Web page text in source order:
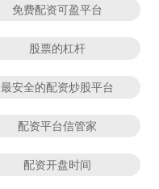
免费配资可盈平台
股票的杠杆
最安全的配资炒股平台
配资平台信管家
配资开盘时间